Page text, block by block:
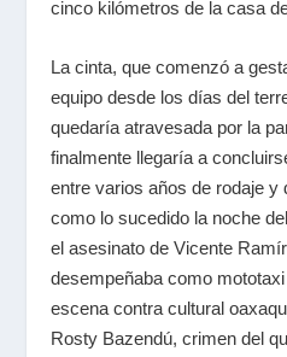
cinco kilómetros de la casa
La cinta, que comenzó a
equipo desde los días del
quedaría atravesada por la
finalmente llegaría a
entre varios años de rodaje y
como lo sucedido la noche
el asesinato de Vicente
desempeñaba como
escena contra cultural
Rosty Bazendú, crimen del